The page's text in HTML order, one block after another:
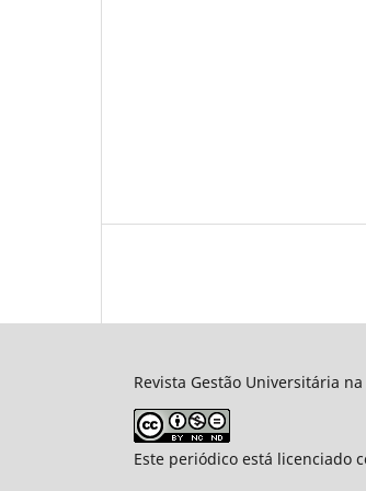
Revista Gestão Universitária
Este periódico está licenciado